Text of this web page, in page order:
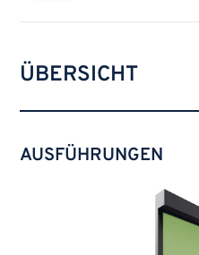
ÜBERSICHT
AUSFÜHRUNGEN